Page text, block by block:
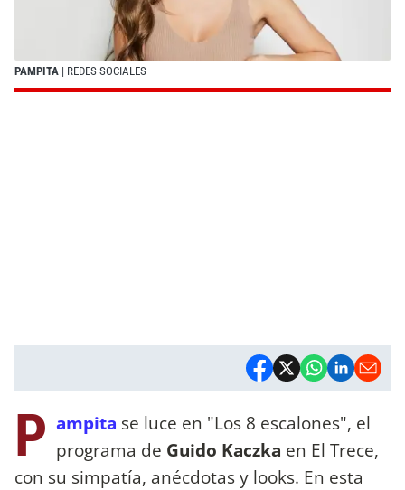
PAMPITA | REDES SOCIALES
P ampita se luce en "Los 8 escalones", el
programa de Guido Kaczka en El Trece,
con su simpatía, anécdotas y looks. En esta